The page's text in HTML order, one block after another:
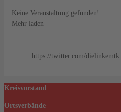
Keine Veranstaltung gefunden!
Mehr laden
https://twitter.com/dielinkemtk
Kreisvorstand
Ortsverbände